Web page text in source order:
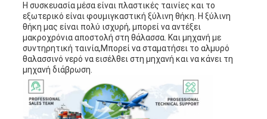
Η συσκευασία μέσα είναι πλαστικές ταινίες και το
εξωτερικό είναι φουμιγκαστική ξύλινη θήκη. Η ξύλινη
θήκη μας είναι πολύ ισχυρή, μπορεί να αντέξει
μακροχρόνια αποστολή στη θάλασσα. Και μηχανή με
συντηρητική ταινία,Μπορεί να σταματήσει το αλμυρό
θαλασσινό νερό να εισέλθει στη μηχανή και να κάνει τη
μηχανή διάβρωση.